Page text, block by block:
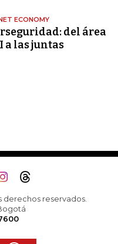
ECONOMY
del área
a las juntas
derechos reservados.